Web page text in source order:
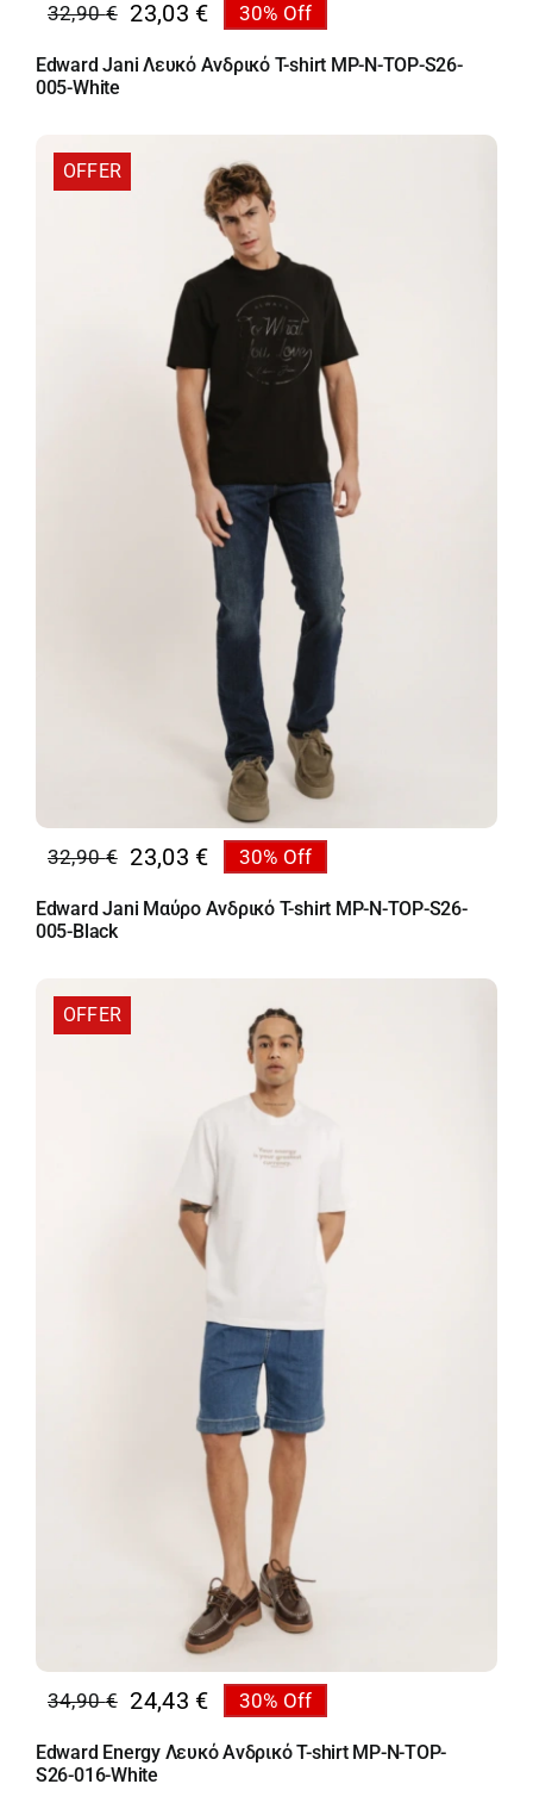
32,90€
Original
price
was:
23,03 €
Η
τρέχουσα
τιμή
30% Off
Edward Jani Λευκό Ανδρικό T-shirt MP-N-TOP-S26-
005-White
OFFER
32,90€
Original
price
was:
23,03 €
Η
τρέχουσα
τιμή
30% Off
Edward Jani Μαύρο Ανδρικό T-shirt MP-N-TOP-S26-
005-Black
OFFER
34,90€
Original
price
was:
24,43 €
Η
τρέχουσα
τιμή
30% Off
Edward Energy Λευκό Ανδρικό T-shirt MP-N-TOP-
S26-016-White